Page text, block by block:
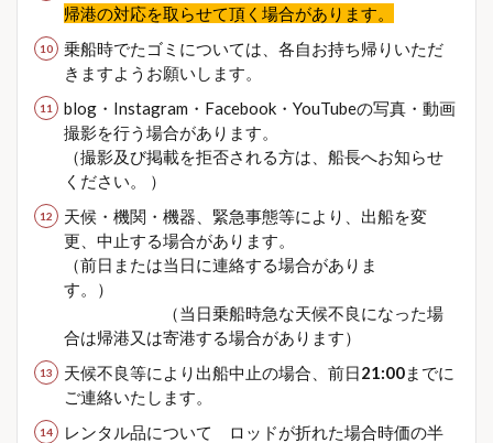
帰港の対応を取らせて頂く場合があります。
乗船時でたゴミについては、各自お持ち帰りいただ
きますようお願いします。
blog・Instagram・Facebook・YouTubeの写真・動画
撮影を行う場合があります。
（撮影及び掲載を拒否される方は、船長へお知らせ
ください。 ）
天候・機関・機器、緊急事態等により、出船を変
更、中止する場合があります。
（前日または当日に連絡する場合がありま
す。）
（当日乗船時急な天候不良になった場
合は帰港又は寄港する場合があります）
天候不良等により出船中止の場合、前日21:00までに
ご連絡いたします。
レンタル品について ロッドが折れた場合時価の半